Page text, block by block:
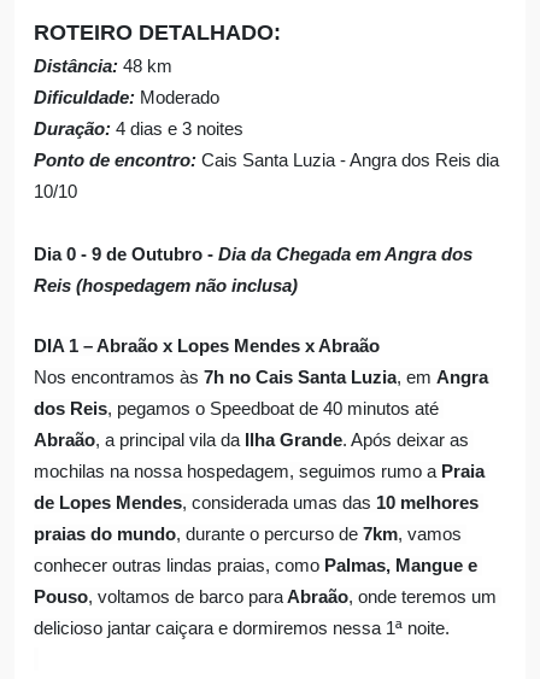
ROTEIRO DETALHADO:
Distância: 48 km
Dificuldade: Moderado
Duração: 4 dias e 3 noites
Ponto de encontro: Cais Santa Luzia - Angra dos Reis dia
10/10
Dia 0 - 9 de Outubro - Dia da Chegada em Angra dos
Reis (hospedagem não inclusa)
DIA 1 – Abraão x Lopes Mendes x Abraão
Nos encontramos às 7h no Cais Santa Luzia, em Angra
dos Reis
Abraão, a principal vila da Ilha Grande. Após deixar as
mochilas na nossa hospedagem, seguimos rumo a Praia
de Lopes Mendes, considerada umas das 10 melhores
praias do mundo, durante o percurso de 7km, vamos
conhecer outras lindas praias, como Palmas, Mangue e
Pouso, voltamos de barco para Abraão, onde teremos um
delicioso jantar caiçara e dormiremos nessa 1ª noite.